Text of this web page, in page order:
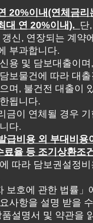
20%이내(연체금리
대 연 20%이내). 단
신, 연장되는 계약
부과합니다.
용 및 담보대출이
보물건에 따라 대
며, 불건전 대출이
됩니다.
금이 연체될 경우
다.
급비용 외 부대비용
료율 등 조기상환조
따라 담보권설정
보호에 관한 법률
사항을 설명 받을
설명서 및 약관을